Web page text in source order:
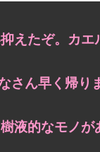
えたぞ。カ
さん早く帰
液的なモノ